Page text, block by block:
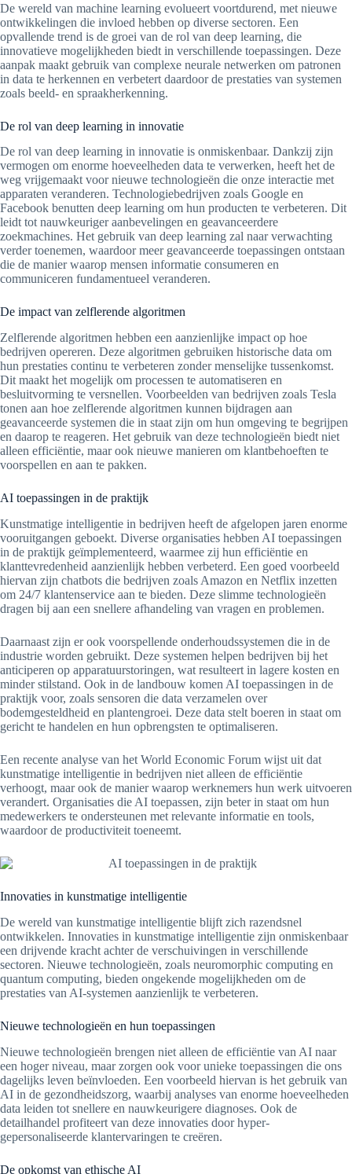
De wereld van machine learning evolueert voortdurend, met nieuwe
ontwikkelingen die invloed hebben op diverse sectoren. Een
opvallende trend is de groei van de rol van deep learning, die
innovatieve mogelijkheden biedt in verschillende toepassingen. Deze
aanpak maakt gebruik van complexe neurale netwerken om patronen
in data te herkennen en verbetert daardoor de prestaties van systemen
zoals beeld- en spraakherkenning.
De rol van deep learning in innovatie
De rol van deep learning in innovatie is onmiskenbaar. Dankzij zijn
vermogen om enorme hoeveelheden data te verwerken, heeft het de
weg vrijgemaakt voor nieuwe technologieën die onze interactie met
apparaten veranderen. Technologiebedrijven zoals Google en
Facebook benutten deep learning om hun producten te verbeteren. Dit
leidt tot nauwkeuriger aanbevelingen en geavanceerdere
zoekmachines. Het gebruik van deep learning zal naar verwachting
verder toenemen, waardoor meer geavanceerde toepassingen ontstaan
die de manier waarop mensen informatie consumeren en
communiceren fundamentueel veranderen.
De impact van zelflerende algoritmen
Zelflerende algoritmen hebben een aanzienlijke impact op hoe
bedrijven opereren. Deze algoritmen gebruiken historische data om
hun prestaties continu te verbeteren zonder menselijke tussenkomst.
Dit maakt het mogelijk om processen te automatiseren en
besluitvorming te versnellen. Voorbeelden van bedrijven zoals Tesla
tonen aan hoe zelflerende algoritmen kunnen bijdragen aan
geavanceerde systemen die in staat zijn om hun omgeving te begrijpen
en daarop te reageren. Het gebruik van deze technologieën biedt niet
alleen efficiëntie, maar ook nieuwe manieren om klantbehoeften te
voorspellen en aan te pakken.
AI toepassingen in de praktijk
Kunstmatige intelligentie in bedrijven heeft de afgelopen jaren enorme
vooruitgangen geboekt. Diverse organisaties hebben AI toepassingen
in de praktijk geïmplementeerd, waarmee zij hun efficiëntie en
klanttevredenheid aanzienlijk hebben verbeterd. Een goed voorbeeld
hiervan zijn chatbots die bedrijven zoals Amazon en Netflix inzetten
om 24/7 klantenservice aan te bieden. Deze slimme technologieën
dragen bij aan een snellere afhandeling van vragen en problemen.
Daarnaast zijn er ook voorspellende onderhoudssystemen die in de
industrie worden gebruikt. Deze systemen helpen bedrijven bij het
anticiperen op apparatuurstoringen, wat resulteert in lagere kosten en
minder stilstand. Ook in de landbouw komen AI toepassingen in de
praktijk voor, zoals sensoren die data verzamelen over
bodemgesteldheid en plantengroei. Deze data stelt boeren in staat om
gericht te handelen en hun opbrengsten te optimaliseren.
Een recente analyse van het World Economic Forum wijst uit dat
kunstmatige intelligentie in bedrijven niet alleen de efficiëntie
verhoogt, maar ook de manier waarop werknemers hun werk uitvoeren
verandert. Organisaties die AI toepassen, zijn beter in staat om hun
medewerkers te ondersteunen met relevante informatie en tools,
waardoor de productiviteit toeneemt.
Innovaties in kunstmatige intelligentie
De wereld van kunstmatige intelligentie blijft zich razendsnel
ontwikkelen. Innovaties in kunstmatige intelligentie zijn onmiskenbaar
een drijvende kracht achter de verschuivingen in verschillende
sectoren. Nieuwe technologieën, zoals neuromorphic computing en
quantum computing, bieden ongekende mogelijkheden om de
prestaties van AI-systemen aanzienlijk te verbeteren.
Nieuwe technologieën en hun toepassingen
Nieuwe technologieën brengen niet alleen de efficiëntie van AI naar
een hoger niveau, maar zorgen ook voor unieke toepassingen die ons
dagelijks leven beïnvloeden. Een voorbeeld hiervan is het gebruik van
AI in de gezondheidszorg, waarbij analyses van enorme hoeveelheden
data leiden tot snellere en nauwkeurigere diagnoses. Ook de
detailhandel profiteert van deze innovaties door hyper-
gepersonaliseerde klantervaringen te creëren.
De opkomst van ethische AI